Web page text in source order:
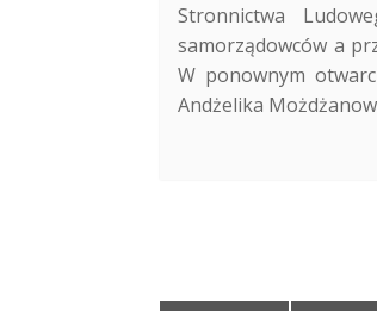
Stronnictwa
samorządowców a
W ponownym
Andżelika